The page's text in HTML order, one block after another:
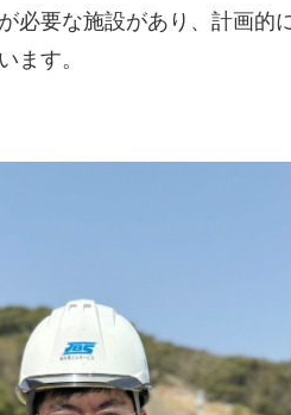
必要な施設があり、計画
ます。